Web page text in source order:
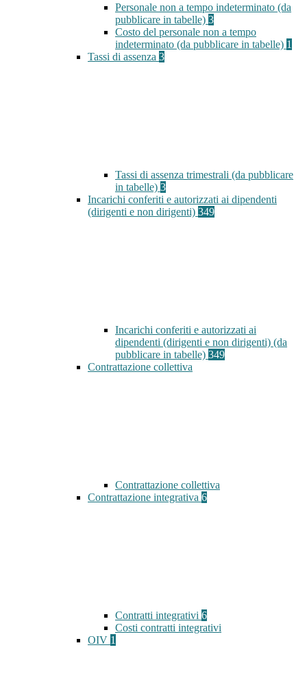
Personale non a tempo indeterminato (da
pubblicare in tabelle) 3
Costo del personale non a tempo
indeterminato (da pubblicare in tabelle) 1
Tassi di assenza 3
Tassi di assenza trimestrali (da pubblicare
in tabelle) 3
Incarichi conferiti e autorizzati ai dipendenti
(dirigenti e non dirigenti) 349
Incarichi conferiti e autorizzati ai
dipendenti (dirigenti e non dirigenti) (da
pubblicare in tabelle) 349
Contrattazione collettiva
Contrattazione collettiva
Contrattazione integrativa 6
Contratti integrativi 6
Costi contratti integrativi
OIV 1